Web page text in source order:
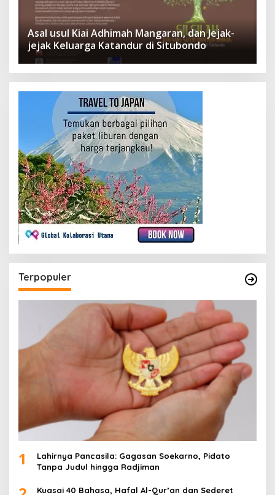
Asal usul Kiai Adhimah Mangaran, dan Jejak-
jejak Keluarga Katandur di Situbondo
Terpopuler
1
Lahirnya Pancasila: Gagasan Soekarno, Pidato
Tanpa Judul hingga Radjiman
Kuasai 40 Bahasa, Hafal Al-Qur’an dan Sederet